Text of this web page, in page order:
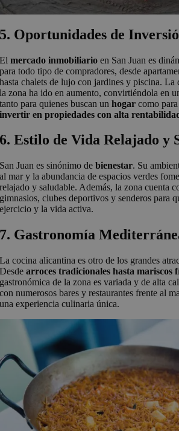
5. Oportunidades de
Elmercado inmobiliario en San Juan es
para todo tipo de compradores, desde
hasta chalets de lujo con jardines y piscina. La
la zona ha ido en aumento, convirtiéndola en
tanto para quienes buscan unhogarcomo
invertir en propiedades con alta
6. Estilo de Vida Relajado y
San Juan es sinónimo debienestar. Su
al mar y la abundancia de espacios verdes
relajado y saludable. Además, la zona cuenta
gimnasios, clubes deportivos y senderos para
ejercicio y la vida activa.
7. Gastronomía
La cocina alicantina es otro de los grandes
Desdearroces tradicionales hasta mariscos
gastronómica de la zona es variada y de alta
con numerosos bares y restaurantes frente al
una experiencia culinaria única.